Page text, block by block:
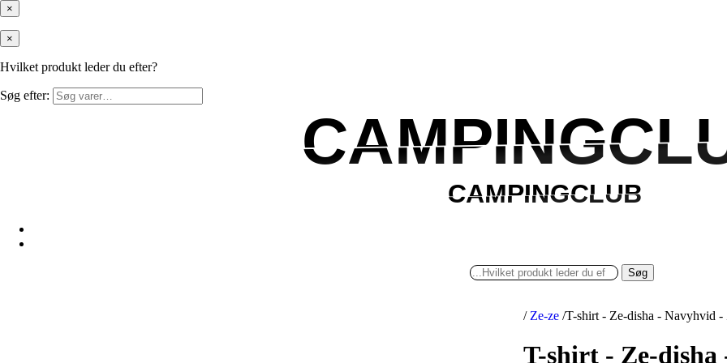
×
×
Hvilket produkt leder du efter?
Søg efter:
CAMPINGCLUB
CAMPINGCLUB
Søg
/ Ze-ze /T-shirt - Ze-disha - Navyhvid -
T-shirt - Ze-disha